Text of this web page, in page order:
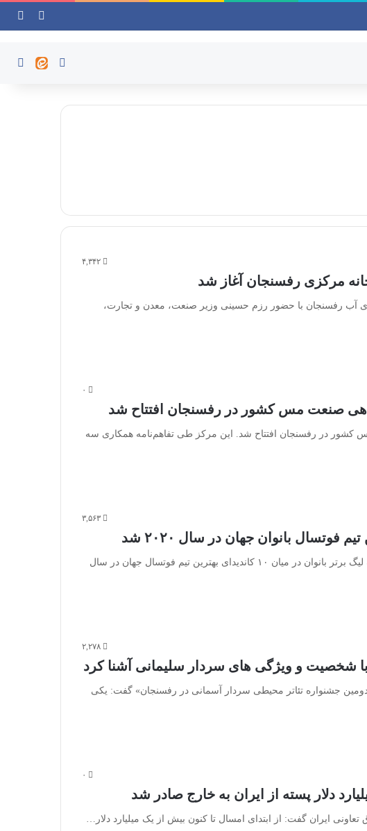
ورود
واتس آپ
ایتا
۴,۳۴۲
مرکزی رفسنجان آغاز شد
آب رفسنجان‌ با حضور رزم حسینی وزیر صنعت، معدن و تجارت،
۰
صنعت مس کشور در رفسنجان افتتاح شد
در رفسنجان افتتاح شد. این‌ مرکز طی تفاهم‌نامه همکاری سه‌
۳,۵۶۳
بانوان جهان در سال ۲۰۲۰ شد
به گزارش شایوردنیوز، قهرمان فصل گذشته لیگ برتر بانوان در میان ۱۰ کاندیدای بهترین تیم فوتسال جهان در سال
۲,۲۷۸
با شخصیت و ویژگی های سردار سلیمانی آشنا کرد
جشنواره تئاتر محیطی سردار آسمانی در رفسنجان» گفت: یکی
۰
ایران گفت: از ابتدای امسال تا کنون بیش از یک میلیارد دلار…